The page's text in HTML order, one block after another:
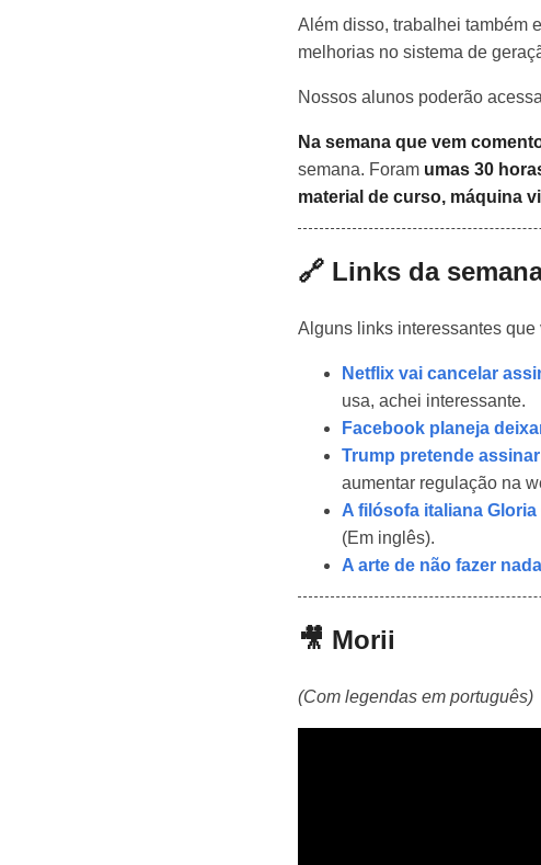
Além disso, trabalhei também
melhorias no sistema de
Nossos alunos poderão
Na semana que vem
semana. Foram umas 30
material de curso, máquina
🔗 Links da
Alguns links interessantes que
Netflix vai cancelar
usa, achei interessante.
Facebook planeja
Trump pretende
aumentar regulação na
A filósofa italiana
(Em inglês).
A arte de não fazer nada
🎥 Morii
(Com legendas em português)